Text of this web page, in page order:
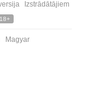
Izstrādātājiem
18+
Magyar